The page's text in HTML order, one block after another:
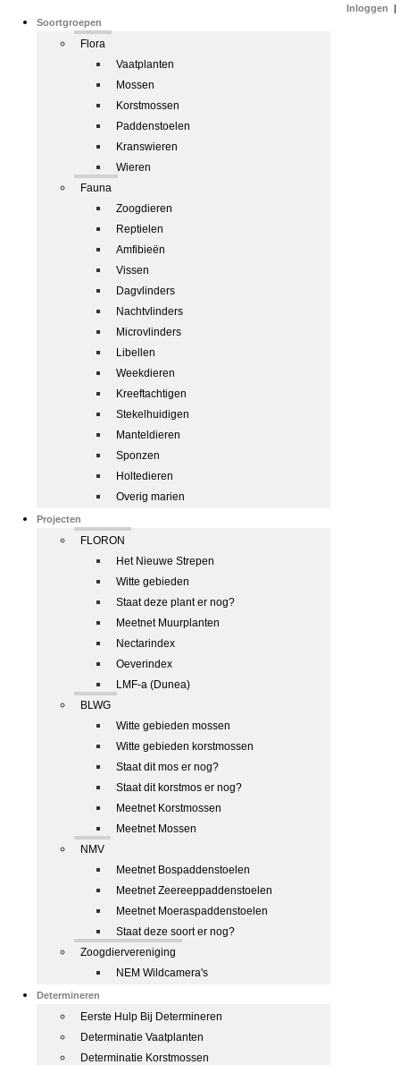
Soortgroepen
Flora
Vaatplanten
Mossen
Korstmossen
Paddenstoelen
Kranswieren
Wieren
Fauna
Zoogdieren
Reptielen
Amfibieën
Vissen
Dagvlinders
Nachtvlinders
Microvlinders
Libellen
Weekdieren
Kreeftachtigen
Stekelhuidigen
Manteldieren
Sponzen
Holtedieren
Overig marien
Projecten
FLORON
Het Nieuwe Strepen
Witte gebieden
Staat deze plant er nog?
Meetnet Muurplanten
Nectarindex
Oeverindex
LMF-a (Dunea)
BLWG
Witte gebieden mossen
Witte gebieden korstmossen
Staat dit mos er nog?
Staat dit korstmos er nog?
Meetnet Korstmossen
Meetnet Mossen
NMV
Meetnet Bospaddenstoelen
Meetnet Zeereeppaddenstoelen
Meetnet Moeraspaddenstoelen
Staat deze soort er nog?
Zoogdiervereniging
NEM Wildcamera's
Determineren
Eerste Hulp Bij Determineren
Determinatie Vaatplanten
Determinatie Korstmossen
Inloggen |